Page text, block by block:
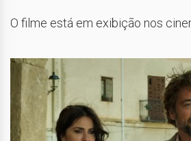
O filme está em exibição nos